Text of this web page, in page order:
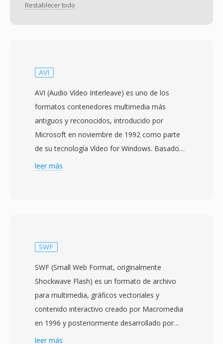
Restablecer todo
AVI
AVI (Audio Vídeo Interleave) es uno de los
formatos contenedores multimedia más
antiguos y reconocidos, introducido por
Microsoft en noviembre de 1992 como parte
de su tecnología Vídeo for Windows. Basado
en la estructura RIFF (Resource Interchange
qué puede contener vídeo comprimido con
tempranos Cinepak e Indeo hasta los
modernos DivX, Xvid y flujos H.264. Está
flexibilidad contribuyo a su adopción
generalizada en computadores personales
durante las décadas de 1990 y 2000. Una
leer más
SWF
SWF (Small Web Format, originalmente
Shockwave Flash) es un formato de archivo
para multimedia, gráficos vectoriales y
contenido interactivo creado por Macromedia
en 1996 y posteriormente desarrollado por
Adobe Systems tras la adquisicion de
leer más